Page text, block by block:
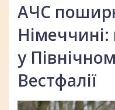
АЧС
у
Вестфалії